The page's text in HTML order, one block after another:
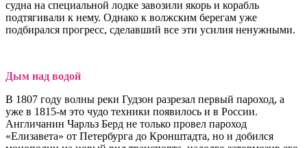
судна на специальной лодке завозили якорь и корабль
подтягивали к нему. Однако к волжским берегам уже
подбирался прогресс, сделавший все эти усилия ненужными.
Дым над водой
В 1807 году волны реки Гудзон разрезал первый пароход, а
уже в 1815-м это чудо техники появилось и в России.
Англичанин Чарльз Берд не только провел пароход
«Елизавета» от Петербурга до Кронштадта, но и добился